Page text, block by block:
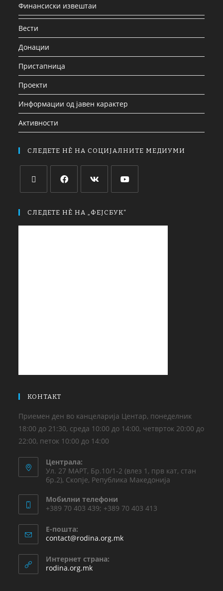
Финансиски извештаи
Вести
Донации
Пристапница
Проекти
Информации од јавен карактер
Активности
СЛЕДЕТЕ НЀ НА СОЦИЈАЛНИТЕ МЕДИУМИ
СЛЕДЕТЕ НЀ НА „ФЕЈСБУК“
КОНТАКТ
Приемен ден во канцеларија Центар, понеделник
18:00 до 21:30, среда 10:00 до 14:00, четврток 20:00 до
22:00, петок 10:00 до 14:00
Централа:
Ул. 27 МАРТ, Бр.10/1-2 (влез 1, прв кат, стан
бр.2), Скопје, Република Македонија
Мобилни телефони
+389 70 403 439; +389 70 403 413
Е-пошта:
contact@rodina.org.mk
Интернет страна:
rodina.org.mk